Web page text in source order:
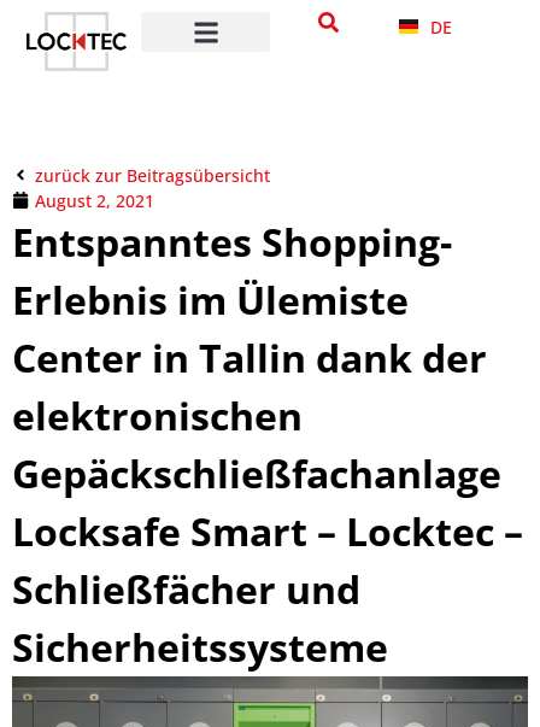
DE
zurück zur Beitragsübersicht
August 2, 2021
Entspanntes Shopping-
Erlebnis im Ülemiste
Center in Tallin dank der
elektronischen
Gepäckschließfachanlage
Locksafe Smart – Locktec –
Schließfächer und
Sicherheitssysteme